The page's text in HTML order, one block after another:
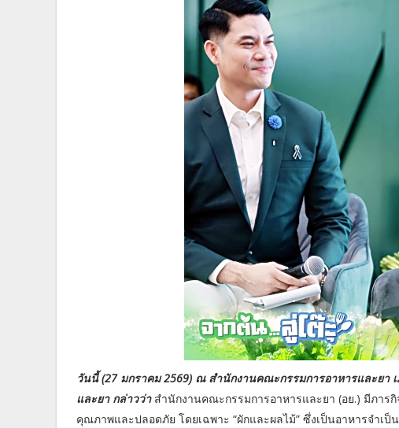
วันนี้ (27 มกราคม 2569) ณ สำนักงานคณะกรรมการอาหารและย
และยา กล่าวว่าสำนักงานคณะกรรมการอาหารและยา (อย.) มีภา
คุณภาพและปลอดภัย โดยเฉพาะ “ผักและผลไม้” ซึ่งเป็นอาหารจำเ